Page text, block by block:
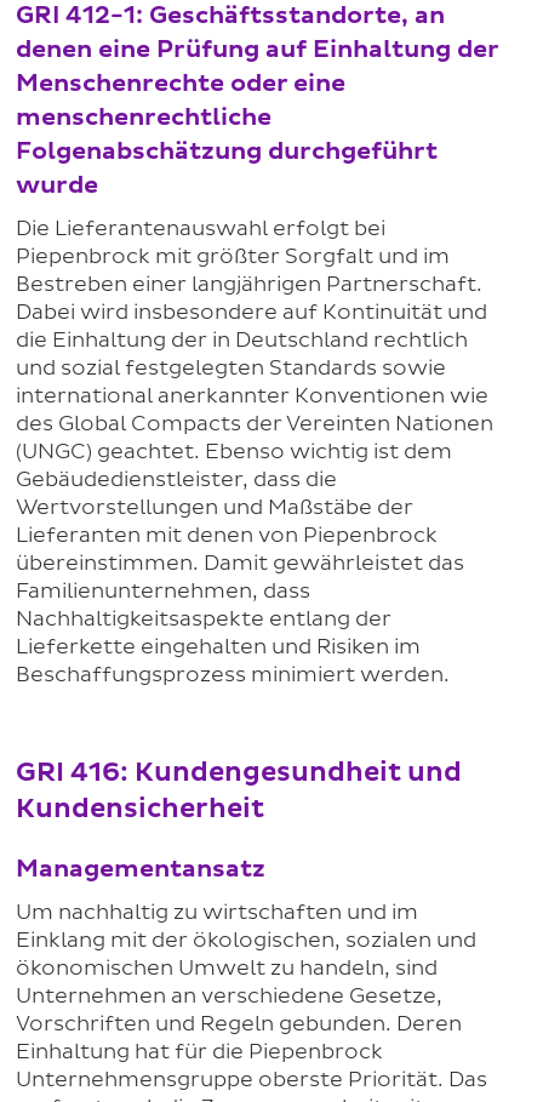
GRI 412-1: Geschäftsstandorte, an
denen eine Prüfung auf Einhaltung der
Menschenrechte oder eine
menschenrechtliche
Folgenabschätzung durchgeführt
wurde
Die Lieferantenauswahl erfolgt bei
Piepenbrock mit größter Sorgfalt und im
Bestreben einer langjährigen Partnerschaft.
Dabei wird insbesondere auf Kontinuität und
die Einhaltung der in Deutschland rechtlich
und sozial festgelegten Standards sowie
international anerkannter Konventionen wie
des Global Compacts der Vereinten Nationen
(UNGC) geachtet. Ebenso wichtig ist dem
Gebäudedienstleister, dass die
Wertvorstellungen und Maßstäbe der
Lieferanten mit denen von Piepenbrock
übereinstimmen. Damit gewährleistet das
Familienunternehmen, dass
Nachhaltigkeitsaspekte entlang der
Lieferkette eingehalten und Risiken im
Beschaffungsprozess minimiert werden.
GRI 416: Kundengesundheit und
Kundensicherheit
Managementansatz
Um nachhaltig zu wirtschaften und im
Einklang mit der ökologischen, sozialen und
ökonomischen Umwelt zu handeln, sind
Unternehmen an verschiedene Gesetze,
Vorschriften und Regeln gebunden. Deren
Einhaltung hat für die Piepenbrock
Unternehmensgruppe oberste Priorität. Das